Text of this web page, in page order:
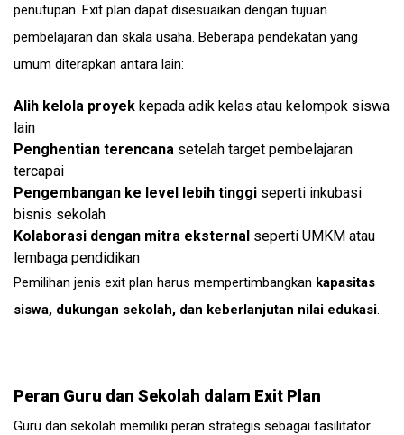
penutupan. Exit plan dapat disesuaikan dengan tujuan
pembelajaran dan skala usaha. Beberapa pendekatan yang
umum diterapkan antara lain:
Alih kelola proyek kepada adik kelas atau kelompok siswa
lain
Penghentian terencana setelah target pembelajaran
tercapai
Pengembangan ke level lebih tinggi seperti inkubasi
bisnis sekolah
Kolaborasi dengan mitra eksternal seperti UMKM atau
lembaga pendidikan
Pemilihan jenis exit plan harus mempertimbangkan kapasitas
siswa, dukungan sekolah, dan keberlanjutan nilai edukasi.
Peran Guru dan Sekolah dalam Exit Plan
Guru dan sekolah memiliki peran strategis sebagai fasilitator